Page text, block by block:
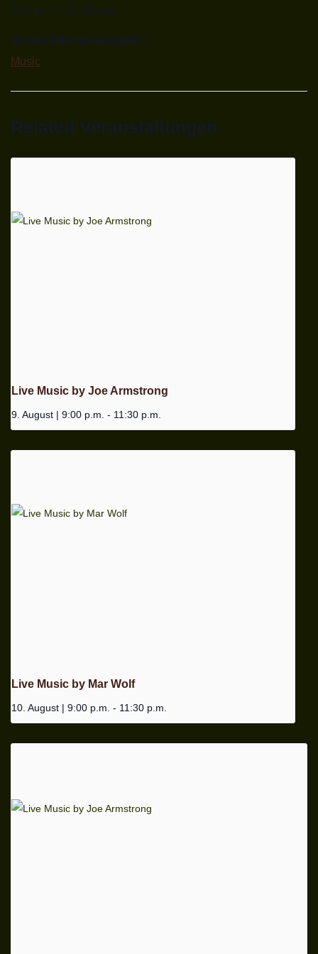
9:00 p.m. - 11:30 p.m.
Veranstaltungskategorie:
Music
Related Veranstaltungen
Live Music by Joe Armstrong
9. August | 9:00 p.m. - 11:30 p.m.
Live Music by Mar Wolf
10. August | 9:00 p.m. - 11:30 p.m.